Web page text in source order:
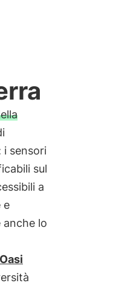
i sensori
sul
a
e
anche lo
Oasi